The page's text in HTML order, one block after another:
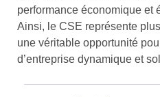
performance économique et
Ainsi, le CSE représente
une véritable opportunité
d’entreprise dynamique et